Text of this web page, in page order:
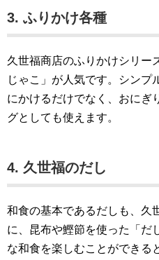
3. ふりかけ各種
久世福商店のふりかけシリー
じゃこ」が人気です。シンプ
にかけるだけでなく、おにぎ
グとしても使えます。
4. 久世福のだし
和食の基本であるだしも、久
に、昆布や鰹節を使った「だ
な和食を楽しむことができる